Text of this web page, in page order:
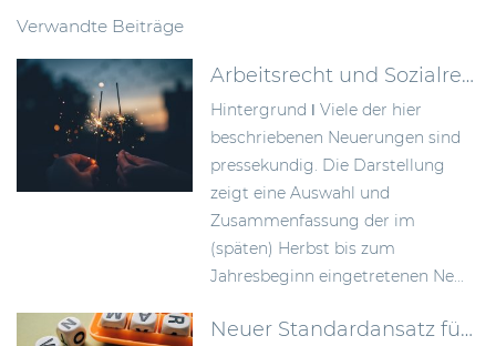
Verwandte Beiträge
Arbeitsrecht und Sozialrecht – mit Neuerungen ins Jahr 2023
Hintergrund ǀ Viele der hier
beschriebenen Neuerungen sind
pressekundig. Die Darstellung
zeigt eine Auswahl und
Zusammenfassung der im
(späten) Herbst bis zum
Jahresbeginn eingetretenen Ne...
Neuer Standardansatz für operationelle Risiken gem. CRR III